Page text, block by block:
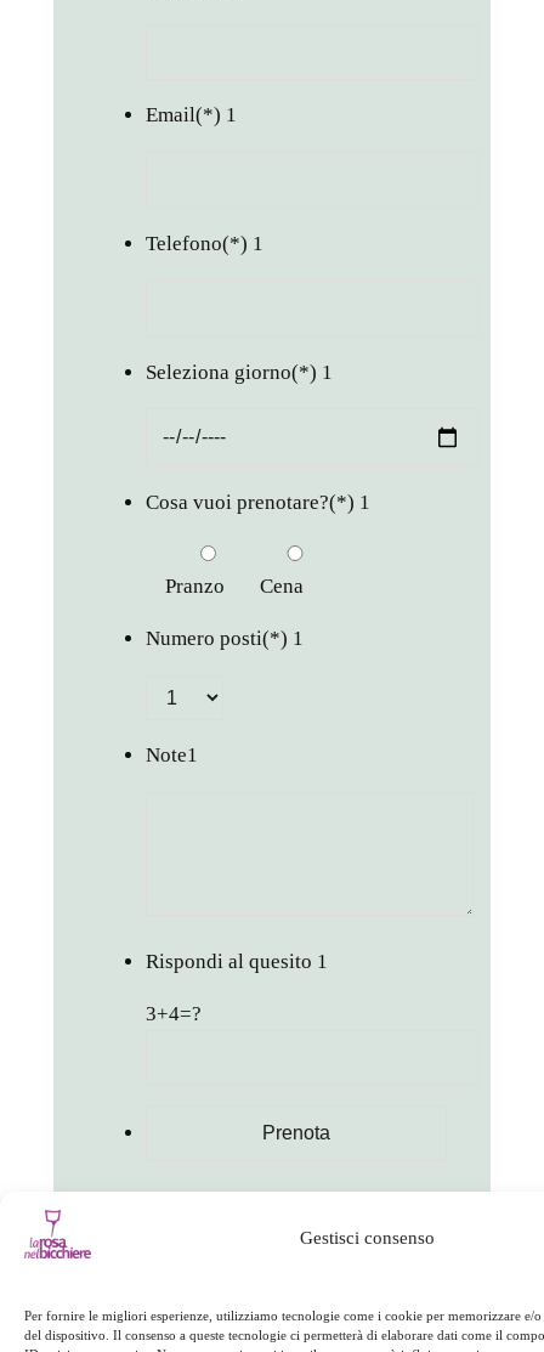
Gestisci consenso
Per fornire le migliori esperienze, utilizziamo tecnologie come i cookie per memorizzare e/
del dispositivo. Il consenso a queste tecnologie ci permetterà di elaborare dati come il
Email(*) 1
Telefono(*) 1
Seleziona giorno(*) 1
Cosa vuoi prenotare?(*) 1
Pranzo Cena
Numero posti(*) 1
Note1
Rispondi al quesito 1
3+4=?
twitter linkedin whatsapp telegrampinterest email link